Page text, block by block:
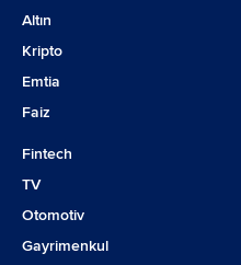
Altın
Kripto
Emtia
Faiz
Fintech
TV
Otomotiv
Gayrimenkul